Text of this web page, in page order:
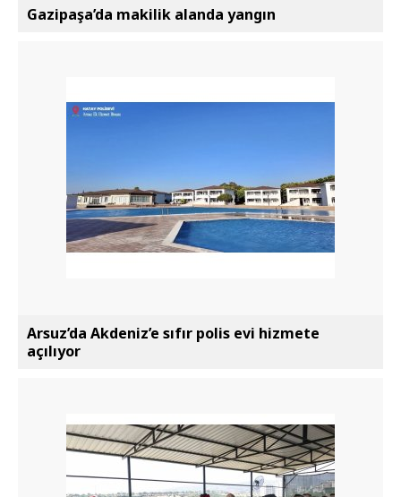
Gazipaşa’da makilik alanda yangın
Arsuz’da Akdeniz’e sıfır polis evi hizmete
açılıyor